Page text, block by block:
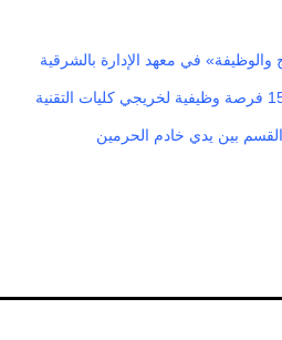
في معهد الإدارة بالشرقية
بين يدي خادم الحرمين